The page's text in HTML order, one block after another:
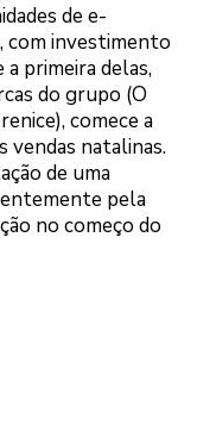
de e-
com investimento
a primeira delas,
do grupo (O
comece a
vendas natalinas.
de uma
pela
no começo do